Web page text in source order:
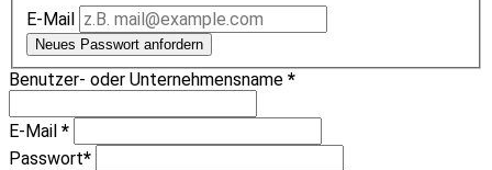
E-Mail
Neues Passwort anfordern
Benutzer- oder Unternehmensname *
E-Mail *
Passwort*